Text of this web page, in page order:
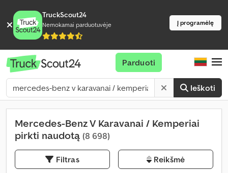
TruckScout24
Nemokamai parduotuvėje Į programėlę
Ieškoti
Parduoti
Mercedes-Benz V Karavanai / Kemperiai
pirkti naudotą (8 698)
Filtras Reikšmė